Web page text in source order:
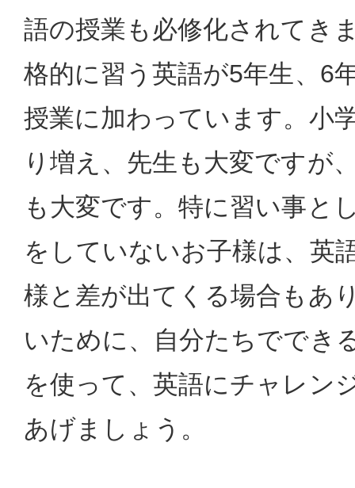
語の授業も必修化されてき
格的に習う英語が5年生、6
授業に加わっています。小
り増え、先生も大変ですが
も大変です。特に習い事と
をしていないお子様は、英
様と差が出てくる場合もあ
いために、自分たちででき
を使って、英語にチャレン
あげましょう。